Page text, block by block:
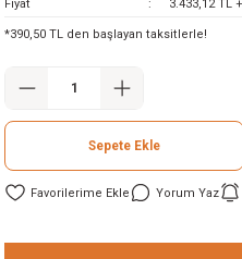
Fiyat 3.433,12 TL
*390,50 TL den başlayan taksitlerle!
Sepete Ekle
Yorum Yaz